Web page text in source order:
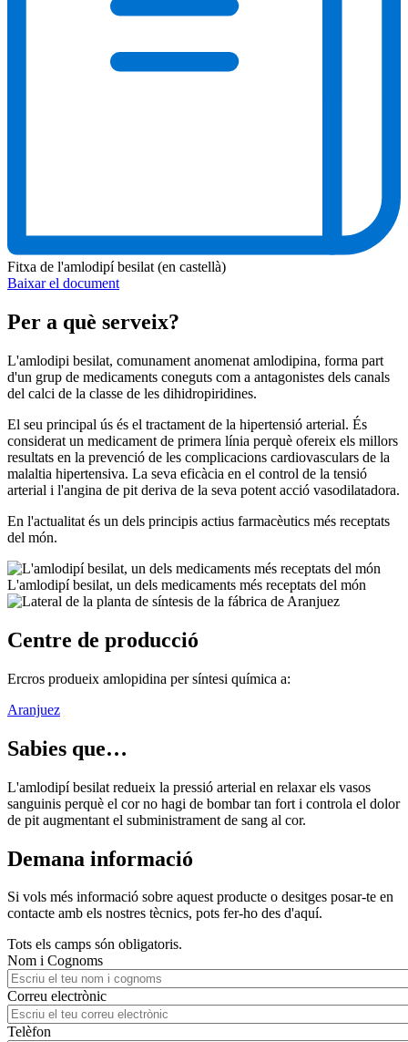
Fitxa de l'amlodipí besilat (en castellà)
Baixar el document
Per a què serveix?
L'amlodipi besilat, comunament anomenat amlodipina, forma part
d'un grup de medicaments coneguts com a antagonistes dels canals
del calci de la classe de les dihidropiridines.
El seu principal ús és el tractament de la hipertensió arterial. És
considerat un medicament de primera línia perquè ofereix els millors
resultats en la prevenció de les complicacions cardiovasculars de la
malaltia hipertensiva. La seva eficàcia en el control de la tensió
arterial i l'angina de pit deriva de la seva potent acció vasodilatadora.
En l'actualitat és un dels principis actius farmacèutics més receptats
del món.
L'amlodipí besilat, un dels medicaments més receptats del món
Centre de producció
Ercros produeix amlopidina per síntesi química a:
Aranjuez
Sabies que…
L'amlodipí besilat redueix la pressió arterial en relaxar els vasos
sanguinis perquè el cor no hagi de bombar tan fort i controla el dolor
de pit augmentant el subministrament de sang al cor.
Demana informació
Si vols més informació sobre aquest producte o desitges posar-te en
contacte amb els nostres tècnics, pots fer-ho des d'aquí.
Tots els camps són obligatoris.
Nom i Cognoms
Correu electrònic
Telèfon